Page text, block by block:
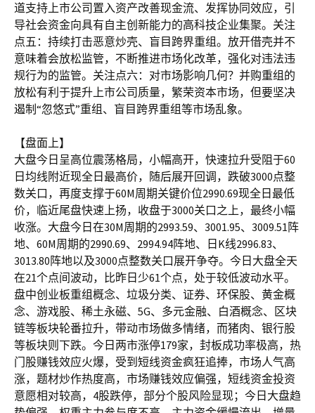
道支持上市公司置入资产改善现金流、发挥协同效应，引
导社会资金向具有自主创新能力的高科技企业集聚。关注
点五：持续打击恶意炒壳、盲目跨界重组。放开借壳并不
意味着会放松监管，不断推进市场化改革，强化对违法违
规行为的监管。关注点六：对市场影响几何？并购重组的
放松有利于提升上市公司质量，繁荣资本市场，但要坚决
遏制“忽悠式”重组、盲目跨界重组等市场乱象。
【盘面上】
大盘今日呈高位震荡格局，小幅高开，快速拉升受阻于60
日均线附近现全日最高价，随后展开回调，跌破3000点整
数关口，再度支撑于60M周期关键价位2990.69现全日最低
价，临近尾盘快速上扬，收盘于3000关口之上，最终小幅
收涨。大盘今日在30M周期的2993.59、3001.95、3009.51阵
地、60M周期的2990.69、2994.94阵地、日K线2996.83、
3013.80阵地以及3000点整数关口展开争夺。今日大盘全天
在21个点间波动，比昨日少61个点，处于较低波动水平。
盘中创业板重组概念、垃圾分类、证券、环保股、黄金概
念、游戏股、稀土永磁、5G、多元金融、白酒概念、区块
链等板块轮番拉升，带动市场做多情绪，而猪肉、银行股
等板块则下跌。今日两市涨停179家，封板成功率极高，热
门股赚钱效应火爆，受到短线资金疯狂追捧，市场人气高
涨，题材炒作热度高，市场赚钱效应偏强，短线资金投资
意愿相对较高，4股跌停，部分个股风险显现；今日大盘趋